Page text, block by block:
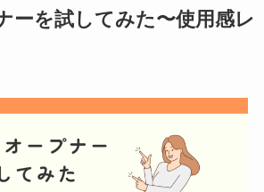
ーを試してみた〜使用感レ